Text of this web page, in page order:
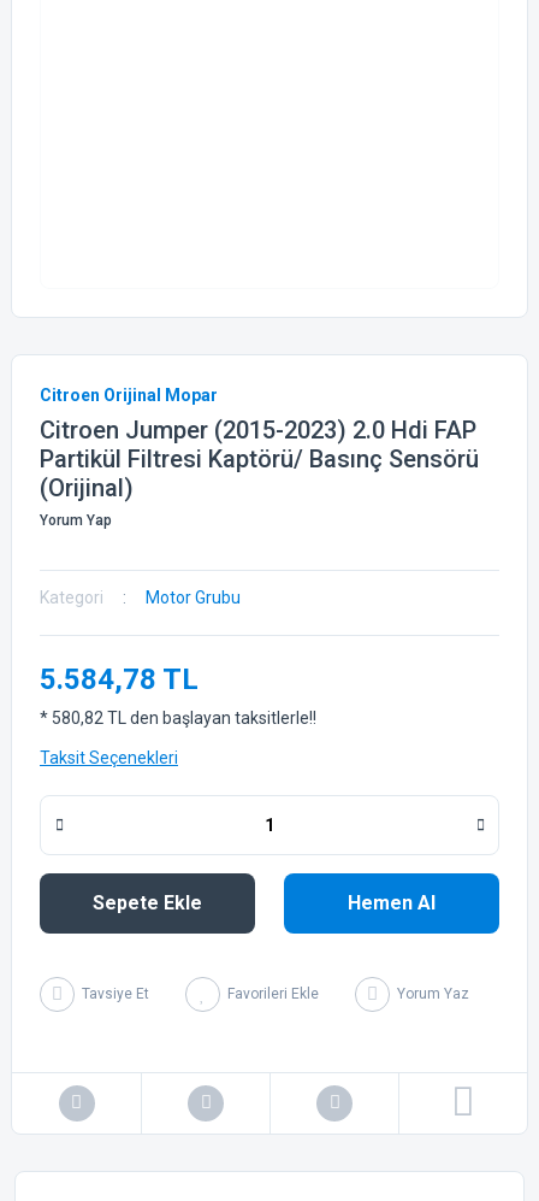
Citroen Orijinal Mopar
Citroen Jumper (2015-2023) 2.0 Hdi FAP
Partikül Filtresi Kaptörü/ Basınç Sensörü
(Orijinal)
Yorum Yap
Kategori Motor Grubu
5.584,78 TL
* 580,82 TL den başlayan taksitlerle!!
Taksit Seçenekleri
Sepete Ekle Hemen Al
Tavsiye Et Yorum Yaz